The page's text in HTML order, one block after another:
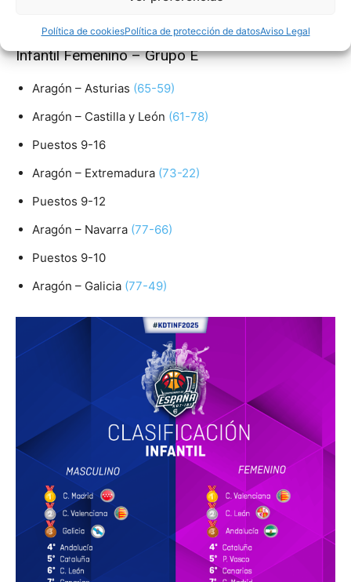
Política de cookiesPolítica de protección de datosAviso Legal
Infantil Femenino – Grupo E
Aragón – Asturias (65-59)
Aragón – Castilla y León (61-78)
Puestos 9-16
Aragón – Extremadura (73-22)
Puestos 9-12
Aragón – Navarra (77-66)
Puestos 9-10
Aragón – Galicia (77-49)